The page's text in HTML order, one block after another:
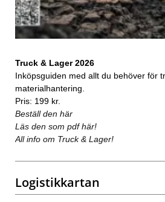
Truck & Lager 2026
Inköpsguiden med allt du behöver för
materialhantering.
Pris: 199 kr.
Beställ den här
Läs den som pdf här!
All info om Truck & Lager!
Logistikkartan